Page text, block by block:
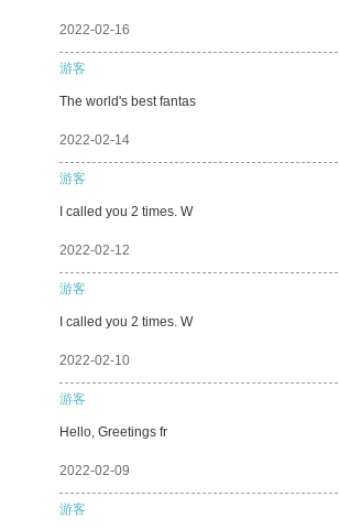
2022-02-16
游客
The world's best fantas
2022-02-14
游客
I called you 2 times. W
2022-02-12
游客
I called you 2 times. W
2022-02-10
游客
Hello, Greetings fr
2022-02-09
游客